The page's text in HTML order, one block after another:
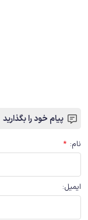
پیام خود را بگذارید
نام:
*
ایمیل: